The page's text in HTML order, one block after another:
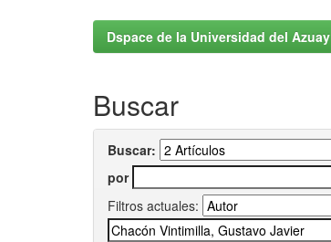
Dspace de la Universidad del Azuay
Buscar
Buscar:
por
Filtros actuales: